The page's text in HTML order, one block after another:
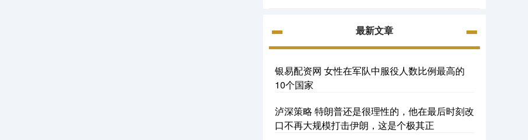
最新文章
银易配资网 女性在军队中服役人数比例最高的
10个国家
泸深策略 特朗普还是很理性的，他在最后时刻改
口不再大规模打击伊朗，这是个极其正